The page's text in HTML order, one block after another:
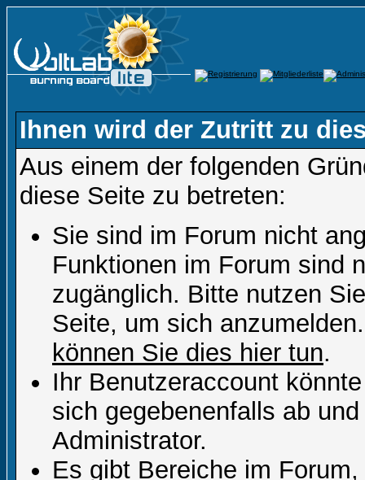
Ihnen wird der Zutritt zu
Aus einem der folgenden
diese Seite zu betreten:
Sie sind im Forum nicht
Funktionen im Forum sind
zugänglich. Bitte nutzen
Seite, um sich
können Sie dies hier tun.
Ihr Benutzeraccount
sich gegebenenfalls ab
Administrator.
Es gibt Bereiche im